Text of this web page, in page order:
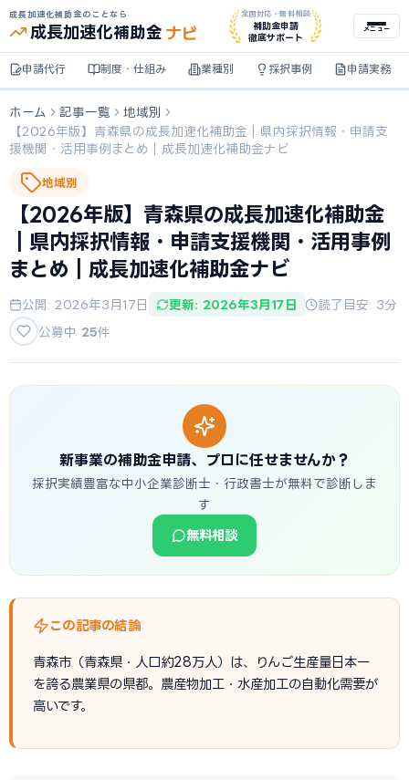
成長加速化補助金のことなら
成長加速化補助金 ナビ
全国対応・無料相談
補助金申請
徹底サポート
メニュー
申請代行 制度・仕組み 業種別 採択事例 申請実務
ホーム 記事一覧
地域別
【2026年版】青森県の成長加速化補助金｜県内採択情報・申請支
援機関・活用事例まとめ｜成長加速化補助金ナビ
地域別
【2026年版】青森県の成長加速化補助金
｜県内採択情報・申請支援機関・活用事例
まとめ｜成長加速化補助金ナビ
公開: 2026年3月17日 更新: 2026年3月17日
読了目安: 3分
公募中 25件
新事業の補助金申請、プロに任せませんか？
採択実績豊富な中小企業診断士・行政書士が無料で診断しま
す
無料相談
この記事の結論
青森市（青森県・人口約28万人）は、りんご生産量日本一
を誇る農業県の県都。農産物加工・水産加工の自動化需要が
高いです。